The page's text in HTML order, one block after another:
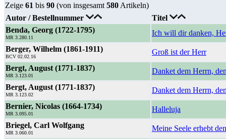
Zeige 61 bis 90 (von insgesamt 580 Artikeln)
Autor / Bestellnummer
Titel
Benda, Georg (1722-1795)
MR 3.280.11
Ich will dir danken,
Berger, Wilhelm (1861-1911)
BCV 02.02.16
Groß ist der Herr
Bergt, August (1771-1837)
MR 3.123.01
Danket dem Herrn,
Bergt, August (1771-1837)
MR 3.123.02
Danket dem Herrn,
Bernier, Nicolas (1664-1734)
MR 3.095.01
Halleluja
Briegel, Carl Wolfgang
MR 3.060.01
Meine Seele erhebt